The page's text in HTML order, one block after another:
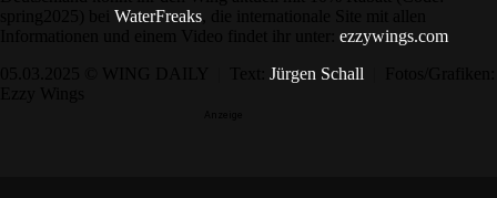
WaterFreaks
ezzywings.com
Jürgen Schall